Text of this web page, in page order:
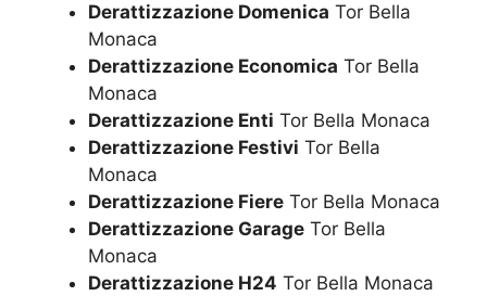
Derattizzazione Domenica Tor Bella
Monaca
Derattizzazione Economica Tor Bella
Monaca
Derattizzazione Enti Tor Bella Monaca
Derattizzazione Festivi Tor Bella
Monaca
Derattizzazione Fiere Tor Bella Monaca
Derattizzazione Garage Tor Bella
Monaca
Derattizzazione H24 Tor Bella Monaca